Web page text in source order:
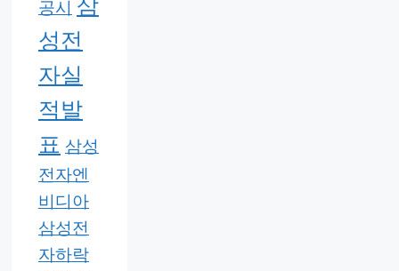
공시
삼
성전
자실
적발
표 삼성
전자엔
비디아
삼성전
자하락